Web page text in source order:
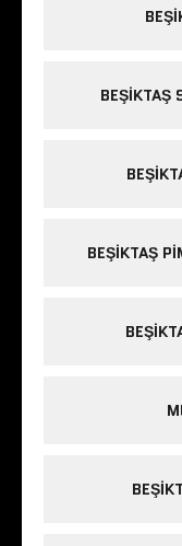
BEŞIKTAŞ
BEŞIKTAŞ